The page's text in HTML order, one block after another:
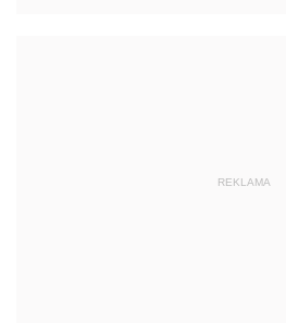
REKLAMA